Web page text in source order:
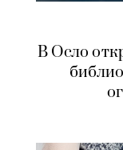
В Осло